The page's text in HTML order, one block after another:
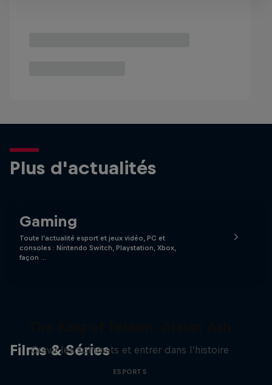
Plus d'actualités
Gaming
Toute l’actualité esport et jeux vidéo, PC et
consoles : Nintendo Switch, Playstation, Xbox,
façon …
Films & Séries
Gravir les sommets et entrer dans l’histoire
ESPORTS